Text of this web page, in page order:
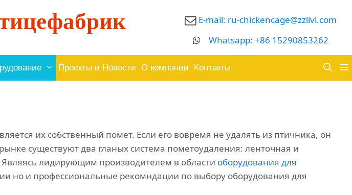
E-mail: ru-chickencage@zzlivi.com
Whatsapp: +86 15290853262
Проекты и Новости О компании Контакты
их собственный помет. Если его вовремя не удалять из птичника, он
существуют два гланых система пометоудаления: ленточная и
лидирующим производителем в области оборудования для
но и профессиональные рекомндации по выбору оборудования для